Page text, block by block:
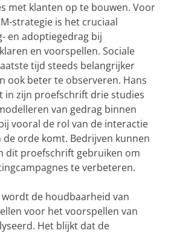
met klanten op te bouwen. Voor
strategie is het cruciaal
en adoptiegedrag bij
en voorspellen. Sociale
tijd steeds belangrijker
ook beter te observeren. Hans
in zijn proefschrift drie studies
van gedrag binnen
vooral de rol van de interactie
orde komt. Bedrijven kunnen
dit proefschrift gebruiken om
te verbeteren.
de houdbaarheid van
voor het voorspellen van
Het blijkt dat de